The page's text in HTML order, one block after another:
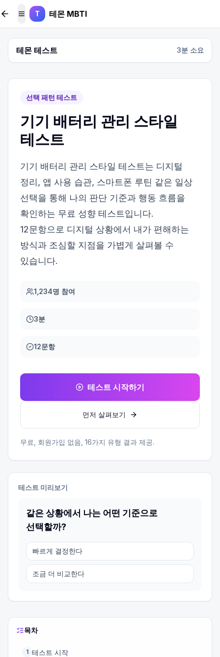
본문 바로가기
메뉴 토글
T 테몬 MBTI
테몬 테스트 3분 소요
선택 패턴 테스트
기기 배터리 관리 스타일
테스트
기기 배터리 관리 스타일 테스트는 디지털
정리, 앱 사용 습관, 스마트폰 루틴 같은 일상
선택을 통해 나의 판단 기준과 행동 흐름을
확인하는 무료 성향 테스트입니다.
12문항으로 디지털 상황에서 내가 편해하는
방식과 조심할 지점을 가볍게 살펴볼 수
있습니다.
1,234명 참여
3분
12문항
테스트 시작하기
먼저 살펴보기
무료, 회원가입 없음, 16가지 유형 결과 제공.
테스트 미리보기
같은 상황에서 나는 어떤 기준으로
선택할까?
빠르게 결정한다
조금 더 비교한다
목차
1 테스트 시작